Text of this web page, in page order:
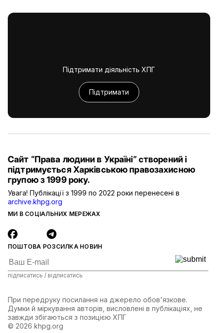
Підтримати діяльність ХПГ
Підтримати
ПОШТОВА РОЗСИЛКА НОВИН
підписатись / відписатись
МИ В СОЦІАЛЬНИХ МЕРЕЖАХ
Сайт “Права людини в Україні” створений і
підтримується Харківською правозахисною
групою з 1999 року.
Увага! Публікації з 1999 по 2022 роки перенесені в
archive.khpg.org
При передруку посилання на джерело обов'язкове.
Думки й міркування авторів, висловлені в публікаціях, не
завжди збігаються з позицією ХПГ
© 2026 khpg.org